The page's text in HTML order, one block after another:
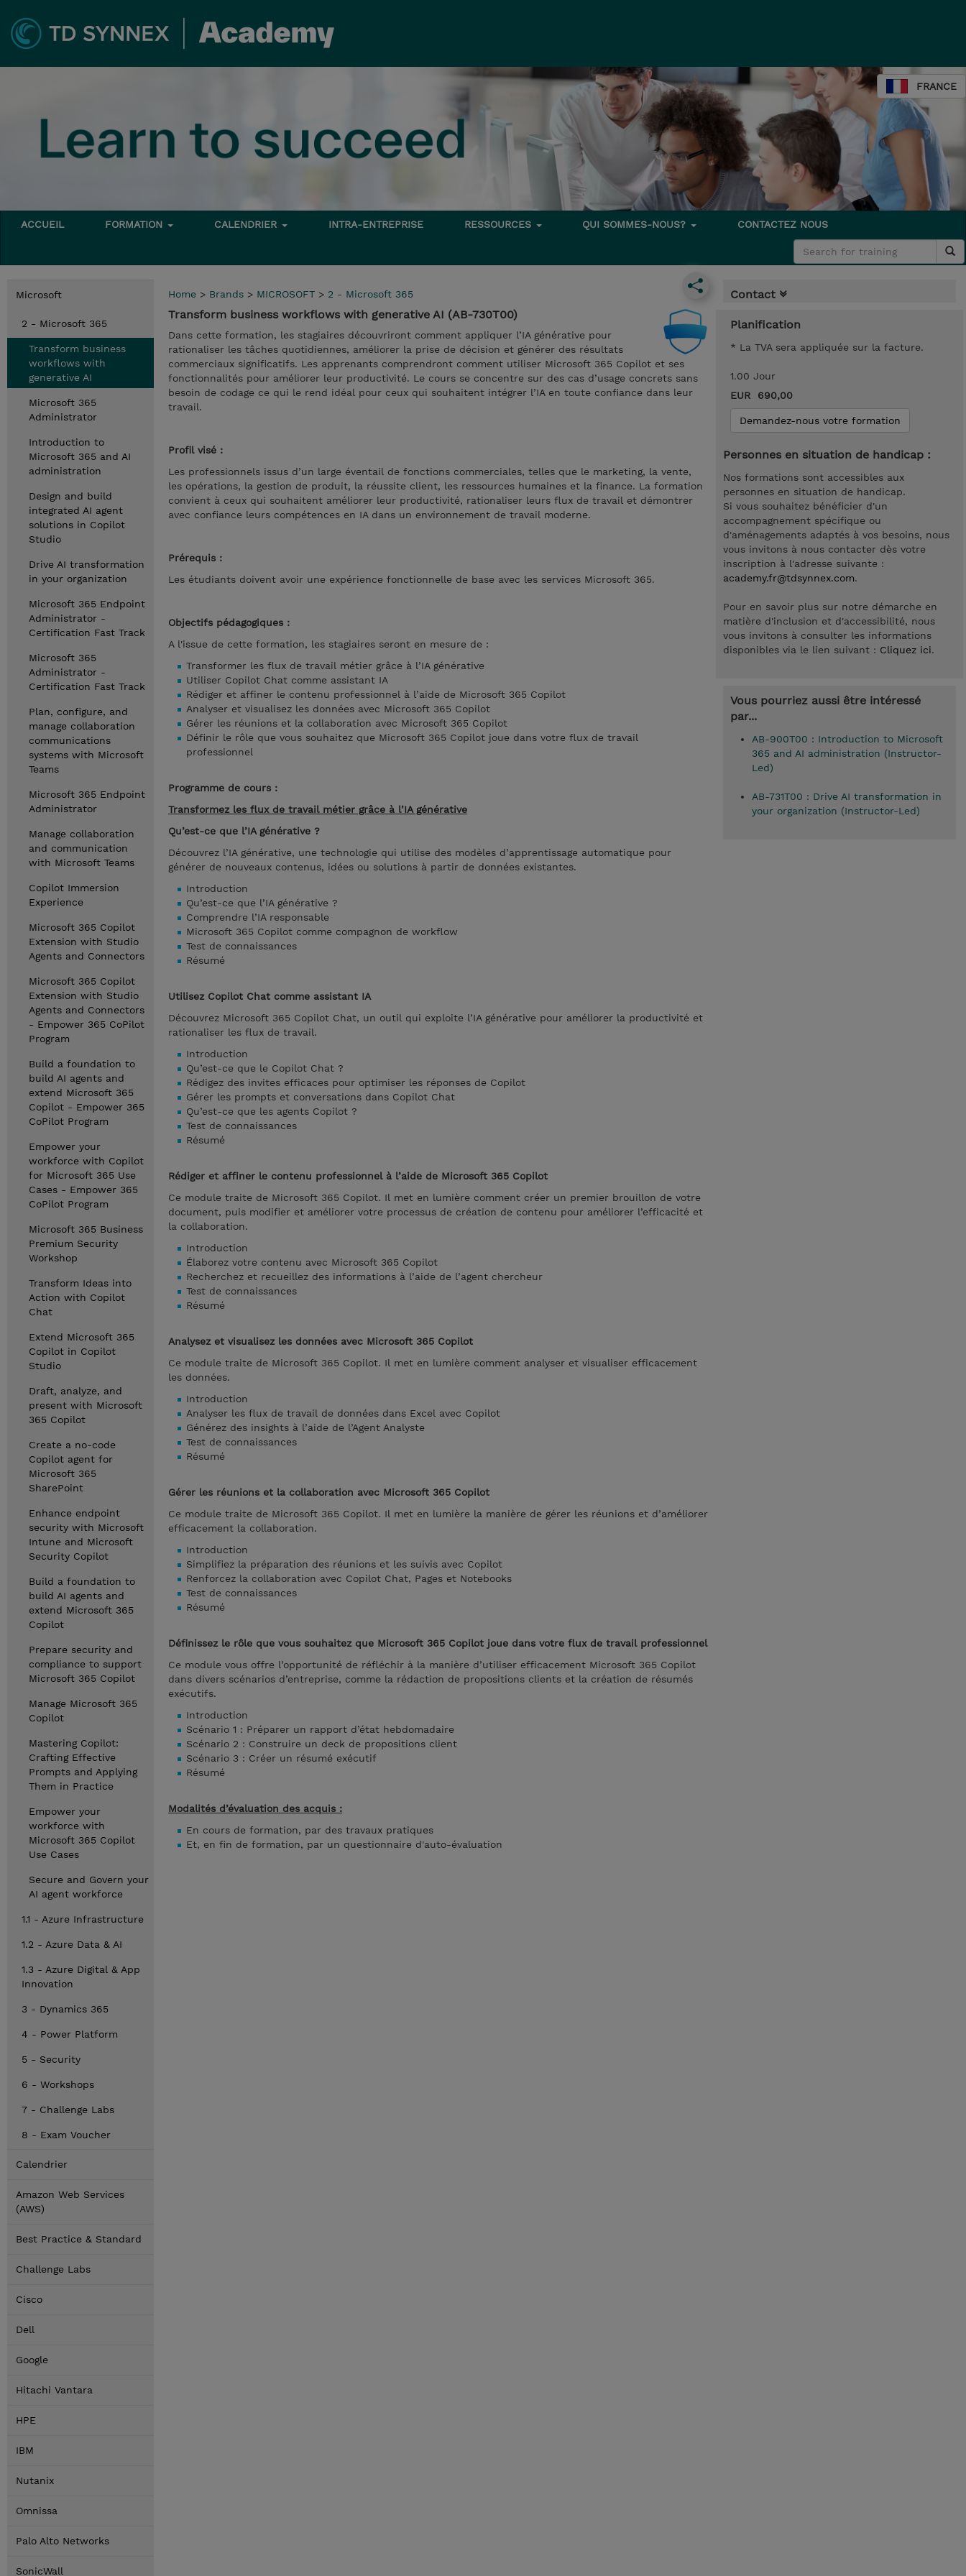
FRANCE
ACCUEIL FORMATION CALENDRIER INTRA-ENTREPRISE RESSOURCES QUI SOMMES-NOUS? CONTACTEZ NOUS
Microsoft
2 - Microsoft 365
Transform business
workflows with
generative AI
Microsoft 365
Administrator
Introduction to
Microsoft 365 and AI
administration
Design and build
integrated AI agent
solutions in Copilot
Studio
Drive AI transformation
in your organization
Microsoft 365 Endpoint
Administrator -
Certification Fast Track
Microsoft 365
Administrator -
Certification Fast Track
Plan, configure, and
manage collaboration
communications
systems with Microsoft
Teams
Microsoft 365 Endpoint
Administrator
Manage collaboration
and communication
with Microsoft Teams
Copilot Immersion
Experience
Microsoft 365 Copilot
Extension with Studio
Agents and Connectors
Microsoft 365 Copilot
Extension with Studio
Agents and Connectors
- Empower 365 CoPilot
Program
Build a foundation to
build AI agents and
extend Microsoft 365
Copilot - Empower 365
CoPilot Program
Empower your
workforce with Copilot
for Microsoft 365 Use
Cases - Empower 365
CoPilot Program
Microsoft 365 Business
Premium Security
Workshop
Transform Ideas into
Action with Copilot
Chat
Extend Microsoft 365
Copilot in Copilot
Studio
Draft, analyze, and
present with Microsoft
365 Copilot
Create a no-code
Copilot agent for
Microsoft 365
SharePoint
Enhance endpoint
security with Microsoft
Intune and Microsoft
Security Copilot
Build a foundation to
build AI agents and
extend Microsoft 365
Copilot
Prepare security and
compliance to support
Microsoft 365 Copilot
Manage Microsoft 365
Copilot
Mastering Copilot:
Crafting Effective
Prompts and Applying
Them in Practice
Empower your
workforce with
Microsoft 365 Copilot
Use Cases
Secure and Govern your
AI agent workforce
1.1 - Azure Infrastructure
1.2 - Azure Data & AI
1.3 - Azure Digital & App
Innovation
3 - Dynamics 365
4 - Power Platform
5 - Security
6 - Workshops
7 - Challenge Labs
8 - Exam Voucher
Calendrier
Amazon Web Services
(AWS)
Best Practice & Standard
Challenge Labs
Cisco
Dell
Google
Hitachi Vantara
HPE
IBM
Nutanix
Omnissa
Palo Alto Networks
SonicWall
Home > Brands > MICROSOFT > 2 - Microsoft 365
Transform business workflows with generative AI (AB-730T00)
Dans cette formation, les stagiaires découvriront comment appliquer l’IA générative pour
rationaliser les tâches quotidiennes, améliorer la prise de décision et générer des résultats
commerciaux significatifs. Les apprenants comprendront comment utiliser Microsoft 365 Copilot et ses
fonctionnalités pour améliorer leur productivité. Le cours se concentre sur des cas d’usage concrets sans
besoin de codage ce qui le rend idéal pour ceux qui souhaitent intégrer l’IA en toute confiance dans leur
travail.
Profil visé :
Les professionnels issus d’un large éventail de fonctions commerciales, telles que le marketing, la vente,
les opérations, la gestion de produit, la réussite client, les ressources humaines et la finance. La formation
convient à ceux qui souhaitent améliorer leur productivité, rationaliser leurs flux de travail et démontrer
avec confiance leurs compétences en IA dans un environnement de travail moderne.
Prérequis :
Les étudiants doivent avoir une expérience fonctionnelle de base avec les services Microsoft 365.
Objectifs pédagogiques :
A l'issue de cette formation, les stagiaires seront en mesure de :
Transformer les flux de travail métier grâce à l’IA générative
Utiliser Copilot Chat comme assistant IA
Rédiger et affiner le contenu professionnel à l’aide de Microsoft 365 Copilot
Analyser et visualisez les données avec Microsoft 365 Copilot
Gérer les réunions et la collaboration avec Microsoft 365 Copilot
Définir le rôle que vous souhaitez que Microsoft 365 Copilot joue dans votre flux de travail
professionnel
Programme de cours :
Transformez les flux de travail métier grâce à l’IA générative
Qu’est-ce que l’IA générative ?
Découvrez l’IA générative, une technologie qui utilise des modèles d’apprentissage automatique pour
générer de nouveaux contenus, idées ou solutions à partir de données existantes.
Introduction
Qu’est-ce que l’IA générative ?
Comprendre l’IA responsable
Microsoft 365 Copilot comme compagnon de workflow
Test de connaissances
Résumé
Utilisez Copilot Chat comme assistant IA
Découvrez Microsoft 365 Copilot Chat, un outil qui exploite l’IA générative pour améliorer la productivité et
rationaliser les flux de travail.
Introduction
Qu’est-ce que le Copilot Chat ?
Rédigez des invites efficaces pour optimiser les réponses de Copilot
Gérer les prompts et conversations dans Copilot Chat
Qu’est-ce que les agents Copilot ?
Test de connaissances
Résumé
Rédiger et affiner le contenu professionnel à l’aide de Microsoft 365 Copilot
Ce module traite de Microsoft 365 Copilot. Il met en lumière comment créer un premier brouillon de votre
document, puis modifier et améliorer votre processus de création de contenu pour améliorer l’efficacité et
la collaboration.
Introduction
Élaborez votre contenu avec Microsoft 365 Copilot
Recherchez et recueillez des informations à l’aide de l’agent chercheur
Test de connaissances
Résumé
Analysez et visualisez les données avec Microsoft 365 Copilot
Ce module traite de Microsoft 365 Copilot. Il met en lumière comment analyser et visualiser efficacement
les données.
Introduction
Analyser les flux de travail de données dans Excel avec Copilot
Générez des insights à l’aide de l’Agent Analyste
Test de connaissances
Résumé
Gérer les réunions et la collaboration avec Microsoft 365 Copilot
Ce module traite de Microsoft 365 Copilot. Il met en lumière la manière de gérer les réunions et d’améliorer
efficacement la collaboration.
Introduction
Simplifiez la préparation des réunions et les suivis avec Copilot
Renforcez la collaboration avec Copilot Chat, Pages et Notebooks
Test de connaissances
Résumé
Définissez le rôle que vous souhaitez que Microsoft 365 Copilot joue dans votre flux de travail professionnel
Ce module vous offre l’opportunité de réfléchir à la manière d’utiliser efficacement Microsoft 365 Copilot
dans divers scénarios d’entreprise, comme la rédaction de propositions clients et la création de résumés
exécutifs.
Introduction
Scénario 1 : Préparer un rapport d’état hebdomadaire
Scénario 2 : Construire un deck de propositions client
Scénario 3 : Créer un résumé exécutif
Résumé
Modalités d’évaluation des acquis :
En cours de formation, par des travaux pratiques
Et, en fin de formation, par un questionnaire d'auto-évaluation
Contact
Planification
* La TVA sera appliquée sur la facture.
1.00 Jour
EUR 690,00
Demandez-nous votre formation
Personnes en situation de handicap :
Nos formations sont accessibles aux
personnes en situation de handicap.
Si vous souhaitez bénéficier d'un
accompagnement spécifique ou
d'aménagements adaptés à vos besoins, nous
vous invitons à nous contacter dès votre
inscription à l'adresse suivante :
academy.fr@tdsynnex.com.
Pour en savoir plus sur notre démarche en
matière d'inclusion et d'accessibilité, nous
vous invitons à consulter les informations
disponibles via le lien suivant : Cliquez ici.
Vous pourriez aussi être intéressé
par...
AB-900T00 : Introduction to Microsoft
365 and AI administration (Instructor-
Led)
AB-731T00 : Drive AI transformation in
your organization (Instructor-Led)